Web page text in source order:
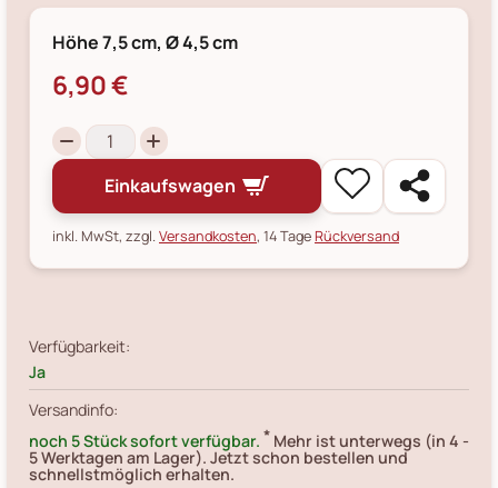
Höhe 7,5 cm, Ø 4,5 cm
6,90 €
Einkaufswagen
inkl. MwSt, zzgl.Versandkosten, 14 TageRückversand
Verfügbarkeit:
Ja
Versandinfo:
noch 5 Stück sofort verfügbar. * Mehr ist unterwegs (in 4 -
5 Werktagen am Lager). Jetzt schon bestellen und
schnellstmöglich erhalten.